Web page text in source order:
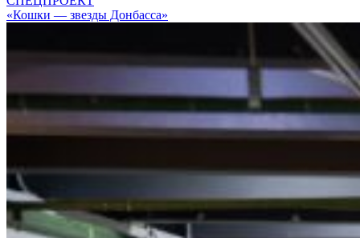
«Кошки — звезды Донбасса»